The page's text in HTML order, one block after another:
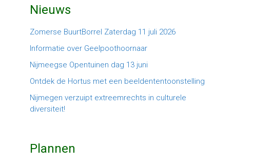
Nieuws
Zomerse BuurtBorrel Zaterdag 11 juli 2026
Informatie over Geelpoothoornaar
Nijmeegse Opentuinen dag 13 juni
Ontdek de Hortus met een beeldententoonstelling
Nijmegen verzuipt extreemrechts in culturele
diversiteit!
Plannen